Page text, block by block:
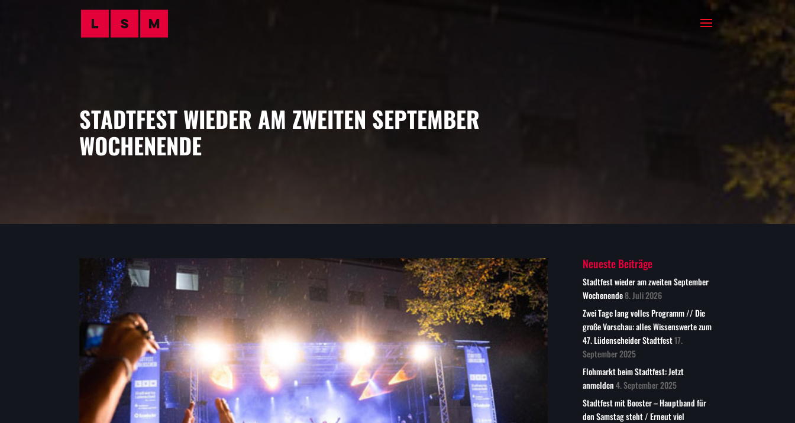
STADTFEST WIEDER AM ZWEITEN SEPTEMBER
WOCHENENDE
Neueste Beiträge
Stadtfest wieder am zweiten September
Wochenende8. Juli 2026
Zwei Tage lang volles Programm // Die
große Vorschau: alles Wissenswerte zum
47. Lüdenscheider Stadtfest17.
September 2025
Flohmarkt beim Stadtfest: Jetzt
anmelden4. September 2025
Stadtfest mit Booster – Hauptband für
den Samstag steht / Erneut viel